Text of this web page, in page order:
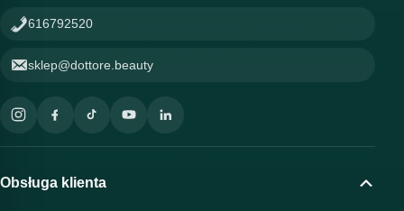
616792520
sklep@dottore.beauty
Obsługa klienta